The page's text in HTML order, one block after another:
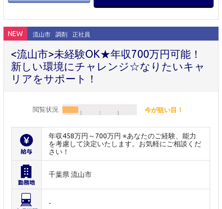
NEW 流山市 調剤 正社員
<流山市>未経験OK★年収700万円可能！
新しい環境にチャレンジ☆なりたいキャ
リアをサポート！
閲覧状況 今が狙い目！
年収458万円～700万円 ※あなたのご経験、能力
を考慮して決定いたします。お気軽にご相談くだ
さい！
千葉県 流山市
-